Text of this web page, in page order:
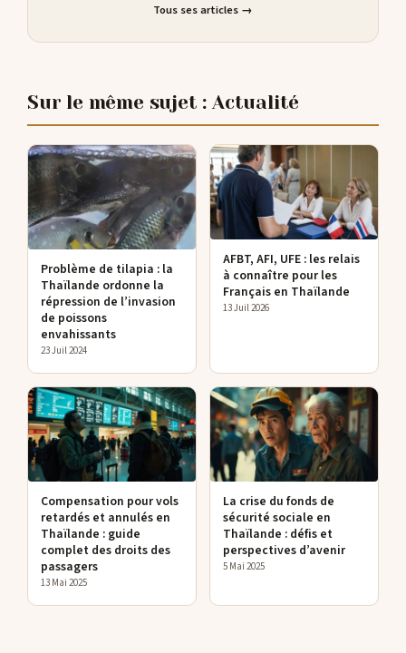
Tous ses articles →
Sur le même sujet : Actualité
Problème de tilapia : la
Thaïlande ordonne la
répression de l’invasion
de poissons
envahissants
23 Juil 2024
AFBT, AFI, UFE : les relais
à connaître pour les
Français en Thaïlande
13 Juil 2026
Compensation pour vols
retardés et annulés en
Thaïlande : guide
complet des droits des
passagers
13 Mai 2025
La crise du fonds de
sécurité sociale en
Thaïlande : défis et
perspectives d’avenir
5 Mai 2025